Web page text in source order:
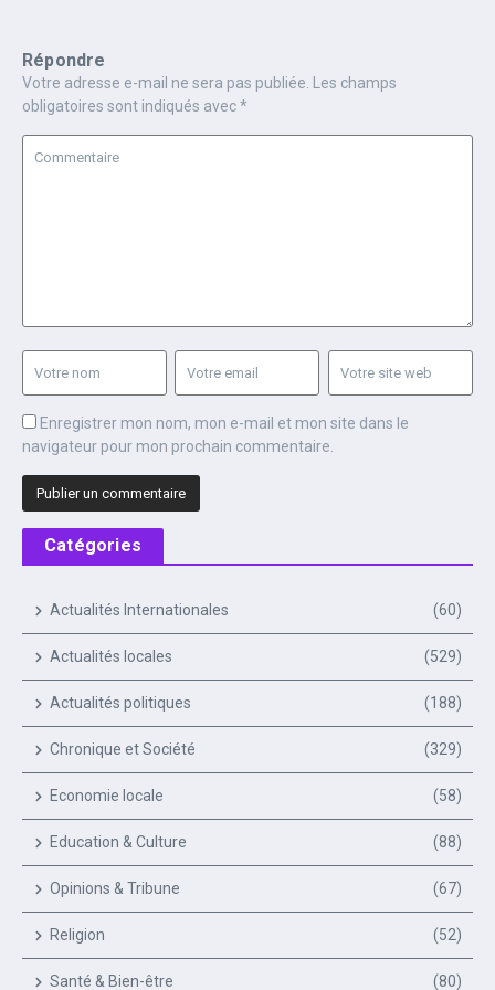
Répondre
Votre adresse e-mail ne sera pas publiée.
Les champs
obligatoires sont indiqués avec*
Enregistrer mon nom, mon e-mail et mon site dans le
navigateur pour mon prochain commentaire.
Catégories
Actualités Internationales (60)
Actualités locales (529)
Actualités politiques (188)
Chronique et Société (329)
Economie locale (58)
Education & Culture (88)
Opinions & Tribune (67)
Religion (52)
Santé & Bien-être (80)